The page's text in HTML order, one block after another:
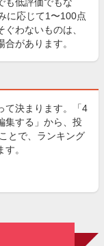
に応じて1〜100点
わないものは、
があります。
て決まります。「4
集する」から、投
とで、ランキング
。